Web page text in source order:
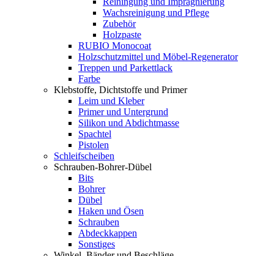
Wachsreinigung und Pflege
Zubehör
Holzpaste
RUBIO Monocoat
Holzschutzmittel und Möbel-Regenerator
Treppen und Parkettlack
Farbe
Klebstoffe, Dichtstoffe und Primer
Leim und Kleber
Primer und Untergrund
Silikon und Abdichtmasse
Spachtel
Pistolen
Schleifscheiben
Schrauben-Bohrer-Dübel
Bits
Bohrer
Dübel
Haken und Ösen
Schrauben
Abdeckkappen
Sonstiges